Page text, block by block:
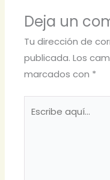
Deja un
Tu dirección de
publicada. Los
marcados con *